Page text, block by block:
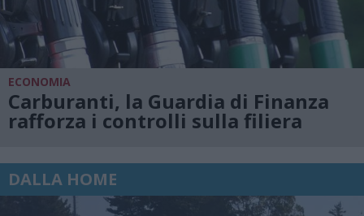
ECONOMIA
Carburanti, la Guardia di Finanza
rafforza i controlli sulla filiera
DALLA HOME